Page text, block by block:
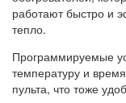
работают быстро и
тепло.
Программируемые
температуру и
пульта, что тоже